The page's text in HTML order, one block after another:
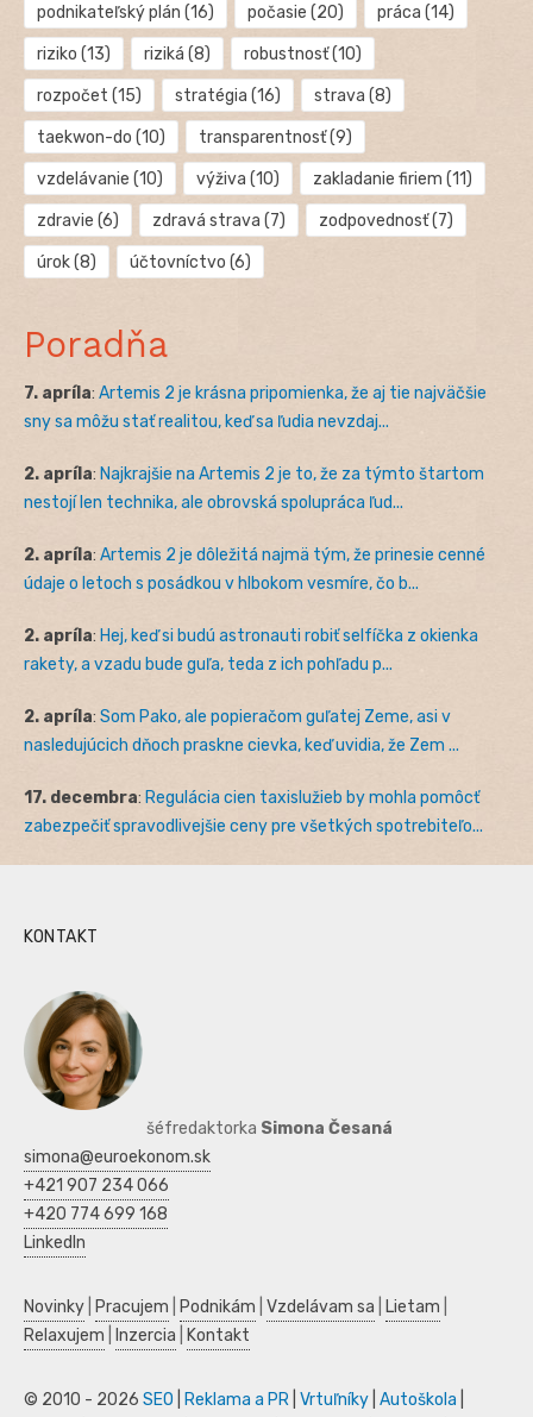
podnikateľský plán (16) počasie (20) práca (14)
riziko (13) riziká (8) robustnosť(10)
rozpočet (15) stratégia (16) strava (8)
taekwon-do (10) transparentnosť(9)
vzdelávanie (10) výživa (10) zakladanie firiem (11)
zdravie (6) zdravá strava (7) zodpovednosť(7)
úrok(8) účtovníctvo (6)
Poradňa
7. apríla: Artemis 2 je krásna pripomienka, že aj tie najväčšie
sny sa môžu stať realitou, keď sa ľudia nevzdaj...
2. apríla: Najkrajšie na Artemis 2 je to, že za týmto štartom
nestojí len technika, ale obrovská spolupráca ľud...
2. apríla: Artemis 2 je dôležitá najmä tým, že prinesie cenné
údaje o letoch s posádkou v hlbokom vesmíre, čo b...
2. apríla: Hej, keď si budú astronauti robiť selfíčka z okienka
rakety, a vzadu bude guľa, teda z ich pohľadu p...
2. apríla: Som Pako, ale popieračom guľatej Zeme, asi v
nasledujúcich dňoch praskne cievka, keď uvidia, že Zem ...
17. decembra: Regulácia cien taxislužieb by mohla pomôcť
zabezpečiť spravodlivejšie ceny pre všetkých spotrebiteľo...
KONTAKT
šéfredaktorka Simona Česaná
simona@euroekonom.sk
+421 907 234 066
+420 774 699 168
LinkedIn
Novinky Pracujem Podnikám Vzdelávam sa Lietam
Relaxujem
Inzercia Kontakt
© 2010 - 2026 SEO Reklama a PR Vrtuľníky Autoškola